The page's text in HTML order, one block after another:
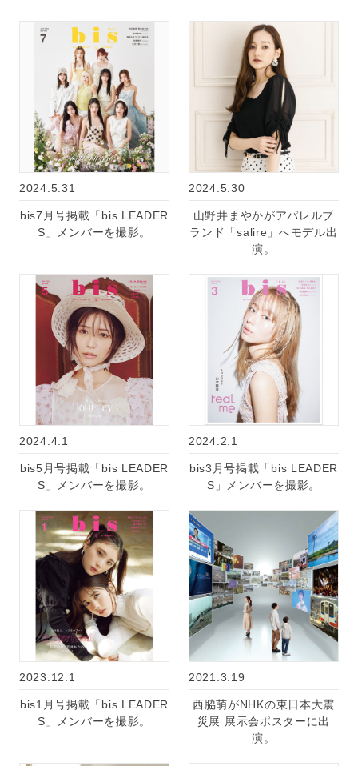
2024.5.31
bis7月号掲載「bis LEADER
S」メンバーを撮影。
2024.5.30
山野井まやかがアパレルブ
ランド「salire」へモデル出
演。
2024.4.1
bis5月号掲載「bis LEADER
S」メンバーを撮影。
2024.2.1
bis3月号掲載「bis LEADER
S」メンバーを撮影。
2023.12.1
bis1月号掲載「bis LEADER
S」メンバーを撮影。
2021.3.19
西脇萌がNHKの東日本大震
災展 展示会ポスターに出
演。